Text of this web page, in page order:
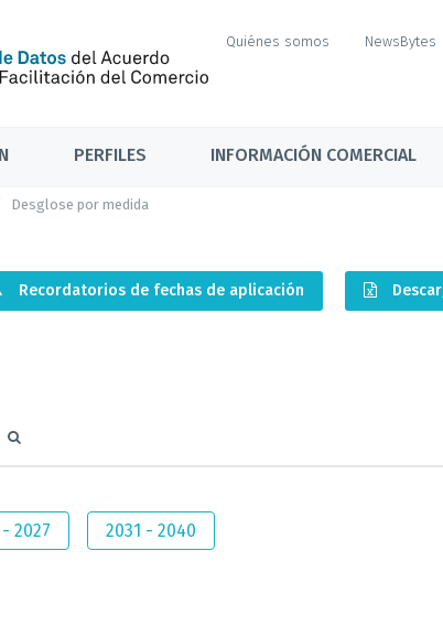
Quiénes somos NewsBytes
PERFILES INFORMACIÓN COMERCIAL
Desglose por medida
Recordatorios de fechas de aplicación
2027 2031 - 2040